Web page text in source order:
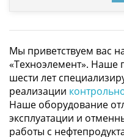
Мы приветствуем вас
«Техноэлемент». Наше
шести лет
реализации
Наше оборудование
эксплуатации и
работы с